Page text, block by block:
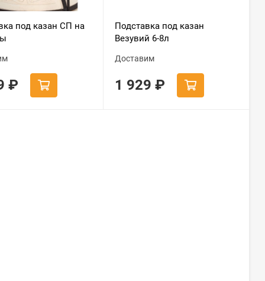
под казан СП на
₽
Подставка под казан
Везувий 6-8л
Доставим
1 929 ₽